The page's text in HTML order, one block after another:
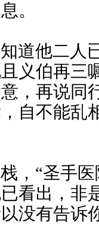
。
道他二人
义伯再三
，再说同
自不能乱
，“圣手医
看出，非
没有告诉